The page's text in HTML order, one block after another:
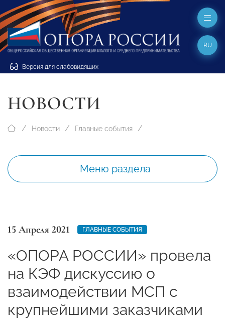
Версия для слабовидящих
RU
НОВОСТИ
Новости Главные события
Меню раздела
15 Апреля 2021 ГЛАВНЫЕ СОБЫТИЯ
«ОПОРА РОССИИ» провела
на КЭФ дискуссию о
взаимодействии МСП с
крупнейшими заказчиками